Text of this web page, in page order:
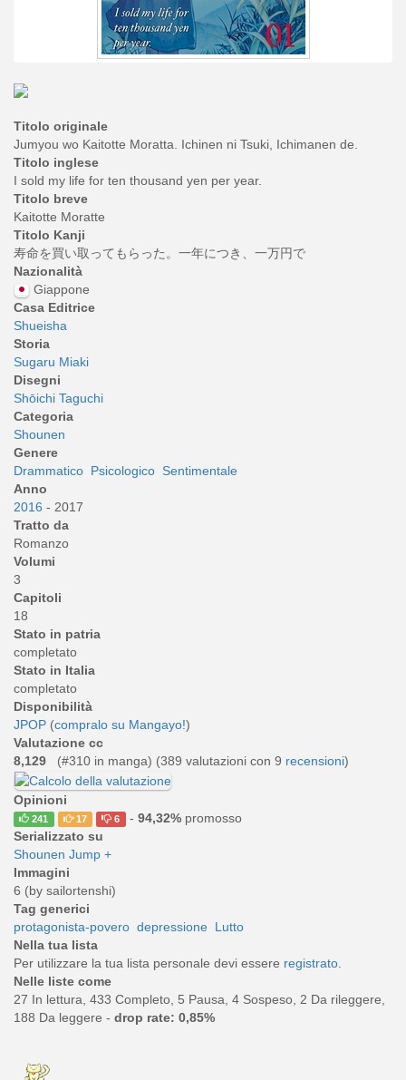
Titolo originale
Jumyou wo Kaitotte Moratta. Ichinen ni Tsuki, Ichimanen de.
Titolo inglese
I sold my life for ten thousand yen per year.
Titolo breve
Kaitotte Moratte
Titolo Kanji
寿命を買い取ってもらった。一年につき、一万円で
Nazionalità
Giappone
Casa Editrice
Shueisha
Storia
Sugaru Miaki
Disegni
Shōichi Taguchi
Categoria
Shounen
Genere
Drammatico Psicologico Sentimentale
Anno
2016 - 2017
Tratto da
Romanzo
Volumi
3
Capitoli
18
Stato in patria
completato
Stato in Italia
completato
Disponibilità
JPOP (compralo su Mangayo!)
Valutazione cc
8,129
(#310 in manga) (389 valutazioni con 9 recensioni)
Opinioni
241 17 6 - 94,32%promosso
Serializzato su
Shounen Jump +
Immagini
6 (by sailortenshi)
Tag generici
protagonista-povero depressione Lutto
Nella tua lista
Per utilizzare la tua lista personale devi essere registrato
Nelle liste come
27 In lettura, 433 Completo, 5 Pausa, 4 Sospeso, 2 Da rileggere,
188 Da leggere - drop rate: 0,85%